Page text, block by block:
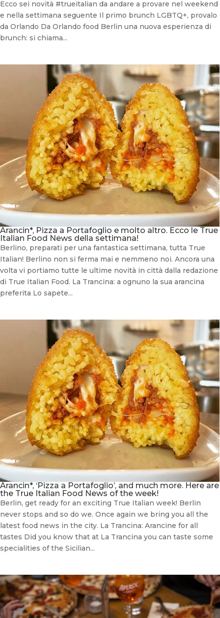
Ecco sei novità #trueitalian da andare a provare nel weekend
e nella settimana seguente Il primo brunch LGBTQ+, provalo
da Orlando Da Orlando food Berlin una nuova esperienza di
brunch: si chiama...
Arancin*, Pizza a Portafoglio e molto altro. Ecco le True
Italian Food News della settimana!
Berlino, preparati per una fantastica settimana, tutta True
Italian! Berlino non si ferma mai e nemmeno noi. Ancora una
volta vi portiamo tutte le ultime novità in città dalla redazione
di True Italian Food. La Trancina: a ognuno la sua arancina
preferita Lo sapete...
Arancin*, ‘Pizza a Portafoglio’, and much more. Here are
the True Italian Food News of the week!
Berlin, get ready for an exciting True Italian week! Berlin
never stops and so do we. Once again we bring you all the
latest food news in the city. La Trancina: Arancine for all
tastes Did you know that at La Trancina you can taste some
specialities of the Sicilian...